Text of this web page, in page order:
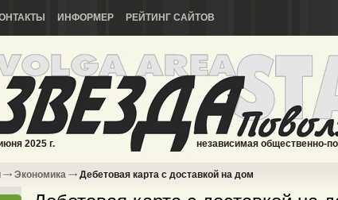
ИНФОРМЕР РЕЙТИНГ САЙТОВ
2025 г. независимая общественно-
Экономика Дебетовая карта с доставкой на дом